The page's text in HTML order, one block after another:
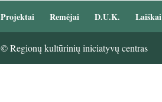
Projektai Remėjai D.U.K. Laiškai
© Regionų kultūrinių iniciatyvų centras